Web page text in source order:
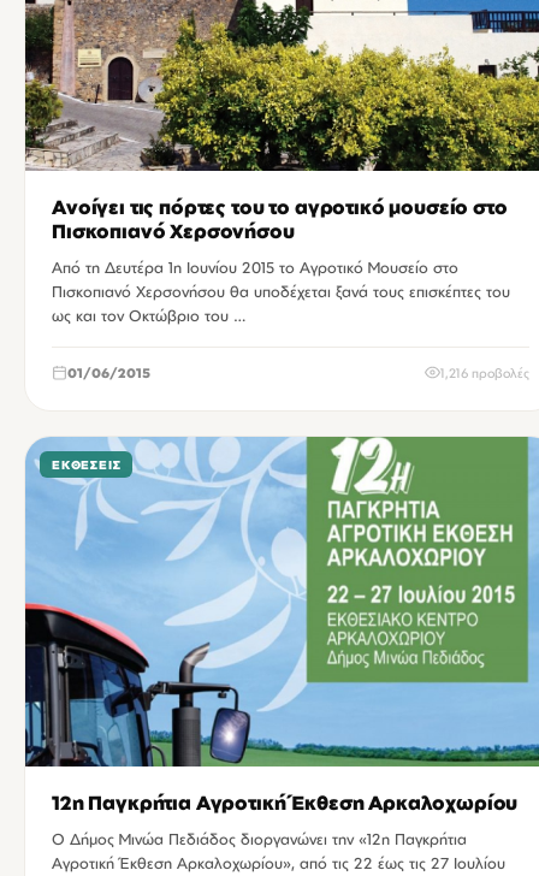
Ανοίγει τις πόρτες του το αγροτικό μουσείο στο
Πισκοπιανό Χερσονήσου
Από τη Δευτέρα 1η Ιουνίου 2015 το Αγροτικό Μουσείο στο
Πισκοπιανό Χερσονήσου θα υποδέχεται ξανά τους επισκέπτες του
ως και τον Οκτώβριο του …
01/06/2015 1,216 προβολές
ΕΚΘΈΣΕΙΣ
12η Παγκρήτια Αγροτική Έκθεση Αρκαλοχωρίου
Ο Δήμος Μινώα Πεδιάδος διοργανώνει την «12η Παγκρήτια
Αγροτική Έκθεση Αρκαλοχωρίου», από τις 22 έως τις 27 Ιουλίου